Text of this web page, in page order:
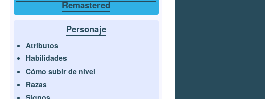
Remastered
Personaje
Atributos
Habilidades
Cómo subir de nivel
Razas